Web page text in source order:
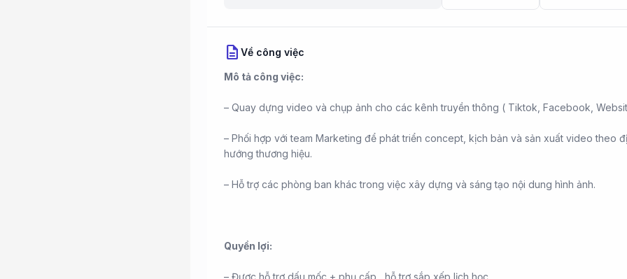
description Về công việc
Mô tả công việc:
– Quay dựng video và chụp ảnh cho các kênh truyền thông ( Tiktok, Facebook,
– Phối hợp với team Marketing để phát triển concept, kịch bản và sản xuất video theo
hướng thương hiệu.
– Hỗ trợ các phòng ban khác trong việc xây dựng và sáng tạo nội dung hình ảnh.
Quyền lợi:
– Được hỗ trợ dấu mốc + phụ cấp , hỗ trợ sắp xếp lịch học.